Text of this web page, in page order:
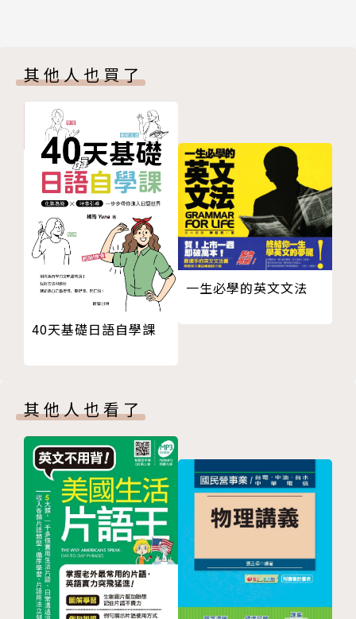
方三等申論題型考試精心編寫，內容涵蓋理論與實務，
得漂亮完整，以爭取最高分數為目的。
善用本書，必可笑傲考場，金榜題名！
其他人也買了
40天基礎日語自學課
一生必學的英文文法
其他人也看了